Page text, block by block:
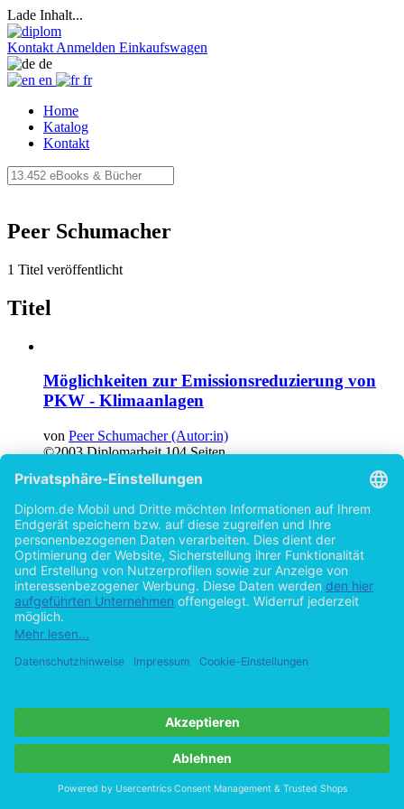
Lade Inhalt...
Kontakt Anmelden Einkaufswagen
de
en
fr
Home
Katalog
Kontakt
Peer Schumacher
1 Titel veröffentlicht
Titel
Möglichkeiten zur Emissionsreduzierung von
PKW - Klimaanlagen
von Peer Schumacher (Autor:in)
©2003 Diplomarbeit 104 Seiten
Hilfe/FAQ
Datenschutz
AGB
Vertrag widerrufen
Zur Desktop-Version
Copyright ©Imprint in der Bedey & Thoms Media GmbH powered
byOpen Publishing
Cookie-Einstellungen